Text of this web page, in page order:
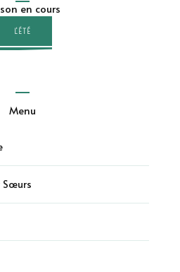
en cours
L'ÉTÉ
Menu
Sœurs